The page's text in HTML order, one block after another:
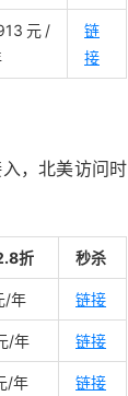
元/
链
接
，北美访问时
折 秒杀
/年 链接
/年 链接
/年 链接